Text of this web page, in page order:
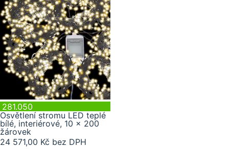
281.050
Osvětlení stromu LED teplé
bílé, interiérové, 10 x 200
žárovek
24 571,00 Kč bez DPH